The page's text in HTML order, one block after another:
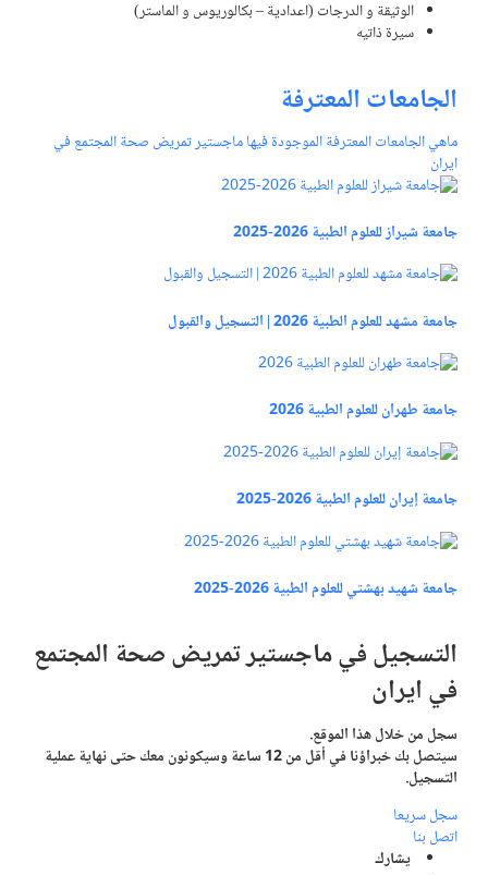
الوثيقة و الدرجات (اعدادية – بكالوريوس و الماستر)
سیرة ذاتیه
الجامعات المعترفة
ماهي الجامعات المعترفة الموجودة فيها ماجستير تمريض صحة المجتمع في
ايران
جامعة شيراز للعلوم الطبية 2026-2025
جامعة مشهد للعلوم الطبية 2026 | التسجيل والقبول
جامعة طهران للعلوم الطبية 2026
جامعة إيران للعلوم الطبية 2026-2025
جامعة شهيد بهشتي للعلوم الطبية 2026-2025
التسجيل فيماجستير تمريض صحة المجتمع
في ايران
سجل من خلال هذا الموقع.
سيتصل بك خبراؤنا في أقل من 12 ساعة وسيكونون معك حتى نهاية عملية
التسجيل.
سجل سريعا
اتصل بنا
يشارك